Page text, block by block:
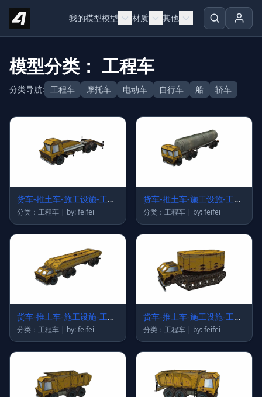
Skip to content
我的模型模型 材质 其他
模型分类： 工程车
分类导航: 工程车 摩托车 电动车 自行车 船 轿车
货车-推土车-施工设施-工程
车77
分类：工程车 | by: feifei
货车-推土车-施工设施-工程
车76
分类：工程车 | by: feifei
货车-推土车-施工设施-工程
车75
分类：工程车 | by: feifei
货车-推土车-施工设施-工程
车74
分类：工程车 | by: feifei